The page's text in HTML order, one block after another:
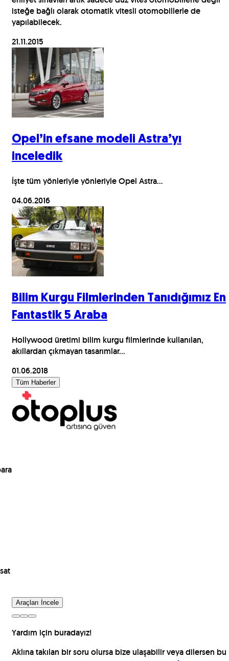
isteğe bağlı olarak otomatik vitesli otomobillerle de
yapılabilecek.
21.11.2015
Opel’in efsane modeli Astra’yı
inceledik
İşte tüm yönleriyle yönleriyle Opel Astra...
04.06.2016
Bilim Kurgu Filmlerinden Tanıdığımız En
Fantastik 5 Araba
Hollywood üretimi bilim kurgu filmlerinde kullanılan,
akıllardan çıkmayan tasarımlar...
01.06.2018
Tüm Haberler
Araçları İncele
Yardım için buradayız!
Aklına takılan bir soru olursa bize ulaşabilir veya dilersen bu